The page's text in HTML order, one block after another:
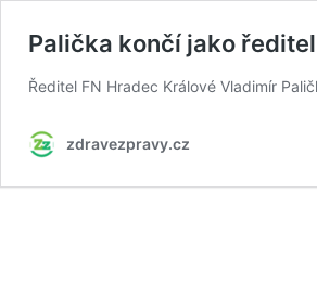
Palička končí jako
Ředitel FN Hradec Králové Vladimír
zdravezpravy.cz